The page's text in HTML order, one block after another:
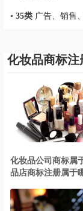
• 35类 广告、销售
化妆品商标注
化妆品公司商标属
品店商标注册属于